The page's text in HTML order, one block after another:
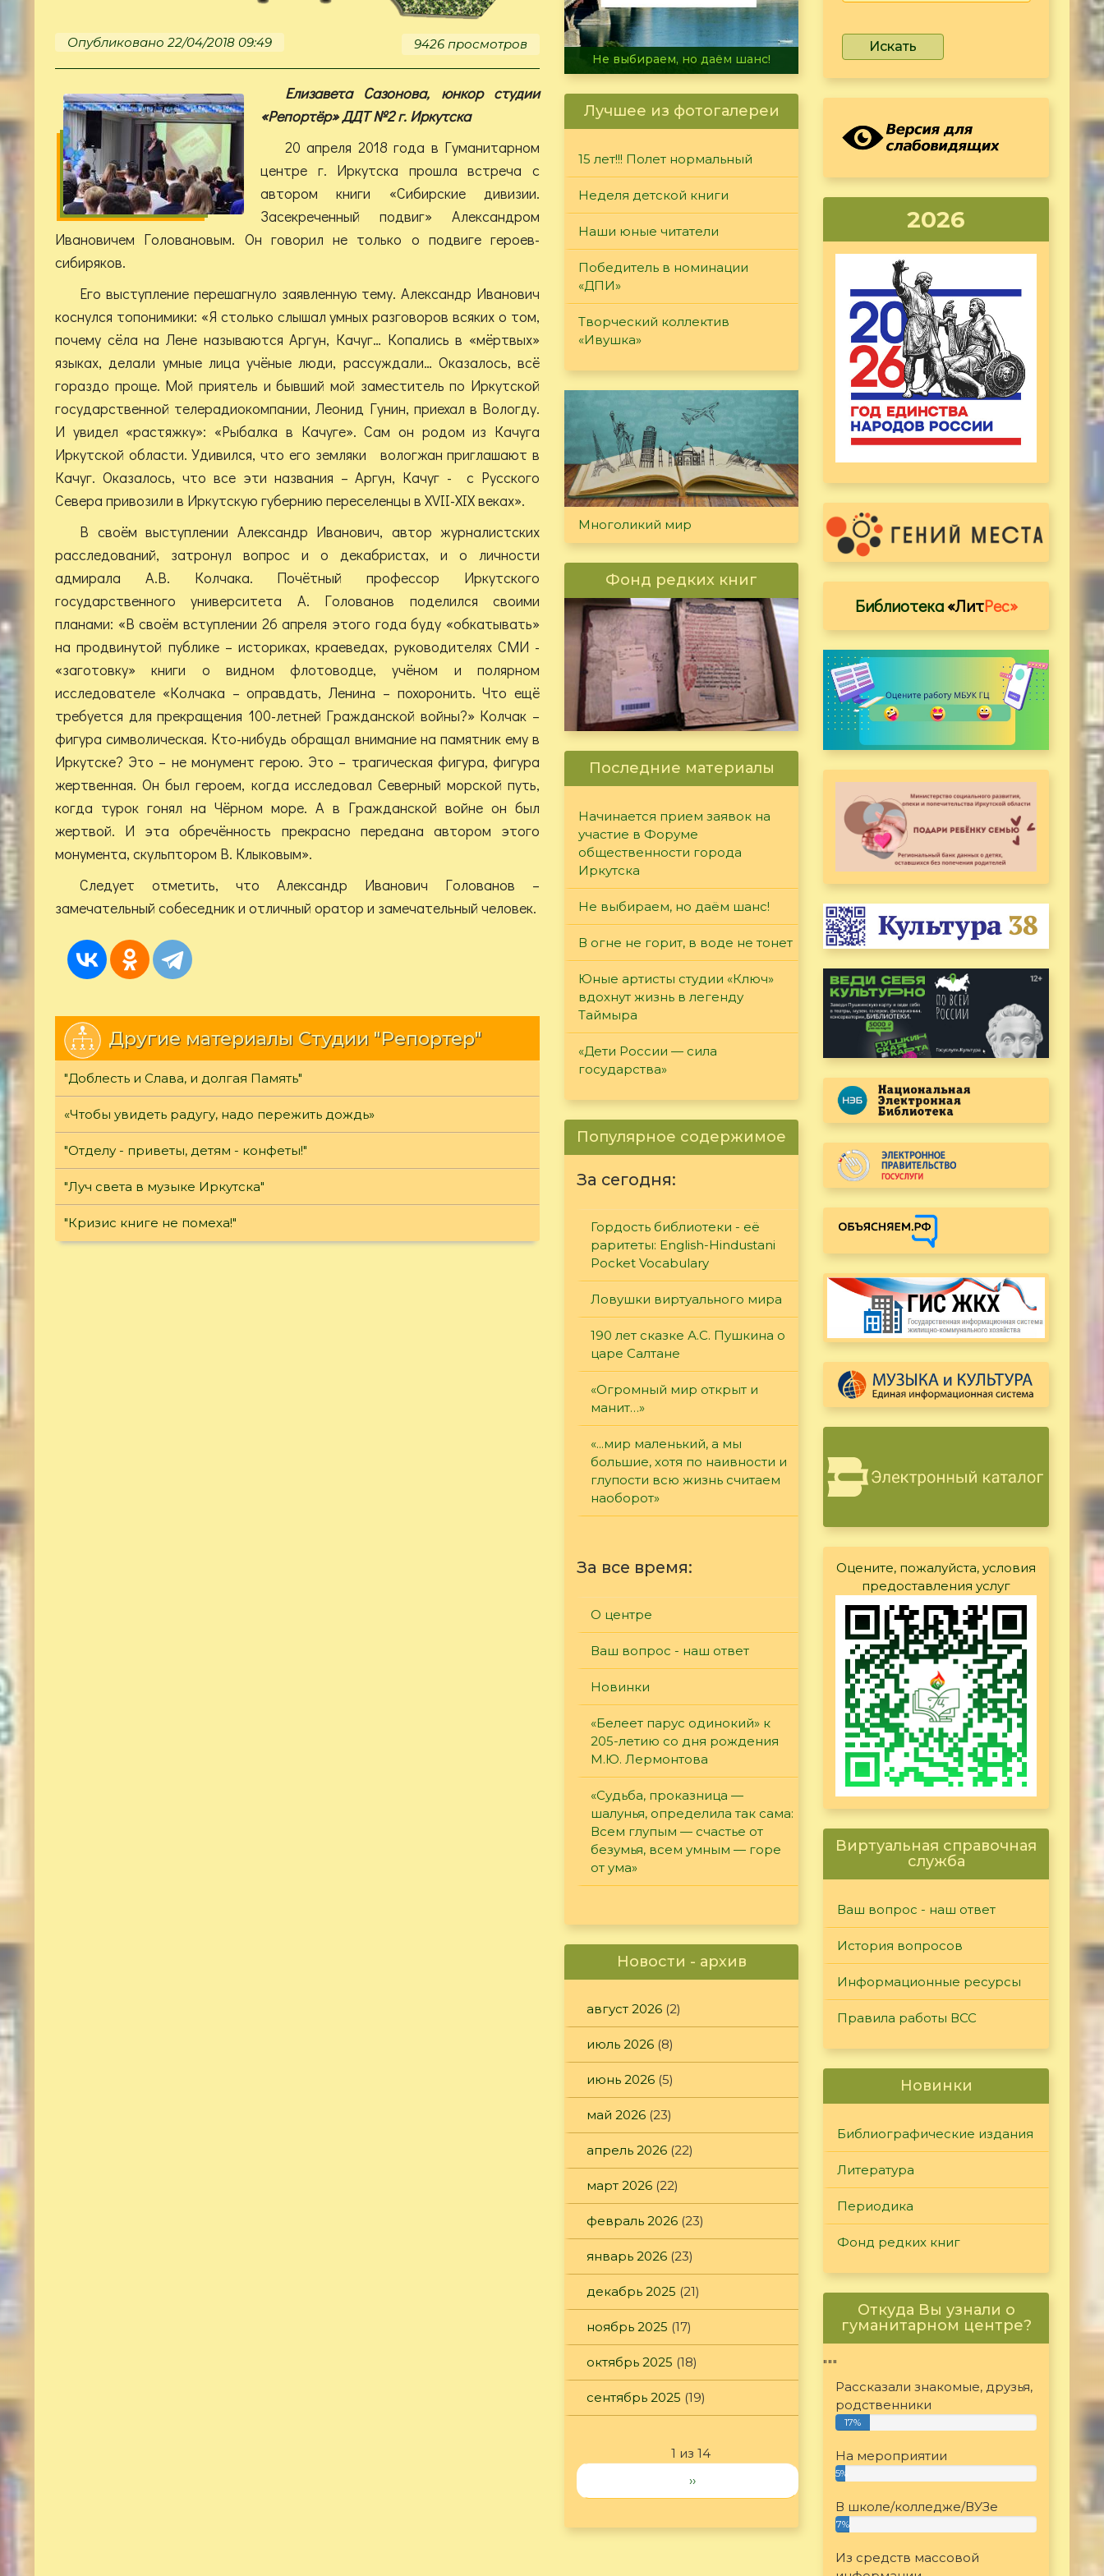
Опубликовано 22/04/2018 09:49 9426 просмотров
Елизавета Сазонова, юнкор студии
«Репортёр» ДДТ №2 г. Иркутска
20 апреля 2018 года в Гуманитарном
центре г. Иркутска прошла встреча с
автором книги «Сибирские дивизии.
Засекреченный подвиг» Александром
Ивановичем Головановым. Он говорил не только о подвиге героев-
сибиряков.
Его выступление перешагнуло заявленную тему. Александр Иванович
коснулся топонимики: «Я столько слышал умных разговоров всяких о том,
почему сёла на Лене называются Аргун, Качуг… Копались в «мёртвых»
языках, делали умные лица учёные люди, рассуждали… Оказалось, всё
гораздо проще. Мой приятель и бывший мой заместитель по Иркутской
государственной телерадиокомпании, Леонид Гунин, приехал в Вологду.
И увидел «растяжку»: «Рыбалка в Качуге». Сам он родом из Качуга
Иркутской области. Удивился, что его земляки вологжан приглашают в
Качуг. Оказалось, что все эти названия – Аргун, Качуг - с Русского
Cевера привозили в Иркутскую губернию переселенцы в XVII-XIX веках».
В своём выступлении Александр Иванович, автор журналистских
расследований, затронул вопрос и о декабристах, и о личности
адмирала А.В. Колчака. Почётный профессор Иркутского
государственного университета А. Голованов поделился своими
планами: «В своём вступлении 26 апреля этого года буду «обкатывать»
на продвинутой публике – историках, краеведах, руководителях СМИ -
«заготовку» книги о видном флотоводце, учёном и полярном
исследователе «Колчака – оправдать, Ленина – похоронить. Что ещё
требуется для прекращения 100-летней Гражданской войны?» Колчак –
фигура символическая. Кто-нибудь обращал внимание на памятник ему в
Иркутске? Это – не монумент герою. Это – трагическая фигура, фигура
жертвенная. Он был героем, когда исследовал Северный морской путь,
когда турок гонял на Чёрном море. А в Гражданской войне он был
жертвой. И эта обречённость прекрасно передана автором этого
монумента, скульптором В. Клыковым».
Следует отметить, что Александр Иванович Голованов –
замечательный собеседник и отличный оратор и замечательный человек.
Другие материалы Студии "Репортер"
"Доблесть и Слава, и долгая Память"
«Чтобы увидеть радугу, надо пережить дождь»
"Отделу - приветы, детям - конфеты!"
"Луч света в музыке Иркутска"
"Кризис книге не помеха!"
В огне не горит, в воде не тонет
Лучшее из фотогалереи
15 лет!!! Полет нормальный
Неделя детской книги
Наши юные читатели
Победитель в номинации
«ДПИ»
Творческий коллектив
«Ивушка»
Многоликий мир
Фонд редких книг
Последние материалы
Начинается прием заявок на
участие в Форуме
общественности города
Иркутска
Не выбираем, но даём шанс!
В огне не горит, в воде не тонет
Юные артисты студии «Ключ»
вдохнут жизнь в легенду
Таймыра
«Дети России — сила
государства»
Популярное содержимое
За сегодня:
Гордость библиотеки - её
раритеты: English-Hindustani
Pocket Vocabulary
Ловушки виртуального мира
190 лет сказке А.С. Пушкина о
царе Салтане
«Огромный мир открыт и
манит…»
«...мир маленький, а мы
большие, хотя по наивности и
глупости всю жизнь считаем
наоборот»
За все время:
О центре
Ваш вопрос - наш ответ
Новинки
«Белеет парус одинокий» к
205-летию со дня рождения
М.Ю. Лермонтова
«Судьба, проказница —
шалунья, определила так сама:
Всем глупым — счастье от
безумья, всем умным — горе
от ума»
Новости - архив
август 2026 (2)
июль 2026 (8)
июнь 2026 (5)
май 2026 (23)
апрель 2026 (22)
март 2026 (22)
февраль 2026 (23)
январь 2026 (23)
декабрь 2025 (21)
ноябрь 2025 (17)
октябрь 2025 (18)
сентябрь 2025 (19)
1 из 14
››
Искать
2026
Библиотека«ЛитРес»
Оцените, пожалуйста, условия
предоставления услуг
Виртуальная справочная
служба
Ваш вопрос - наш ответ
История вопросов
Информационные ресурсы
Правила работы ВСС
Новинки
Библиографические издания
Литература
Периодика
Фонд редких книг
Откуда Вы узнали о
гуманитарном центре?
"""
Рассказали знакомые, друзья,
родственники
17%
На мероприятии
5%
В школе/колледже/ВУЗе
7%
Из средств массовой